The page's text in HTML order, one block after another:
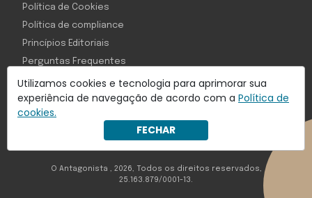
Utilizamos cookies e tecnologia para aprimorar sua
experiência de navegação de acordo com a Política de
cookies.
FECHAR
Com inteligência e tecnologia:
Object1ve - Marketing Solution
Política de Cookies
Política de compliance
Princípios Editoriais
Perguntas Frequentes
O Antagonista , 2026, Todos os direitos reservados,
25.163.879/0001-13.